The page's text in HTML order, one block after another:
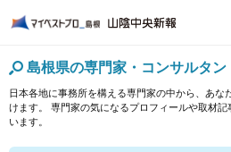
島根県の専門家・コンサルタン
日本各地に事務所を構える専門家の中から、あな
けます。 専門家の気になるプロフィールや取材
います。